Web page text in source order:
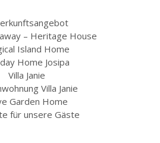
– Heritage House
Island Home
Home Josipa
Villa Janie
Villa Janie
Garden Home
für unsere Gäste